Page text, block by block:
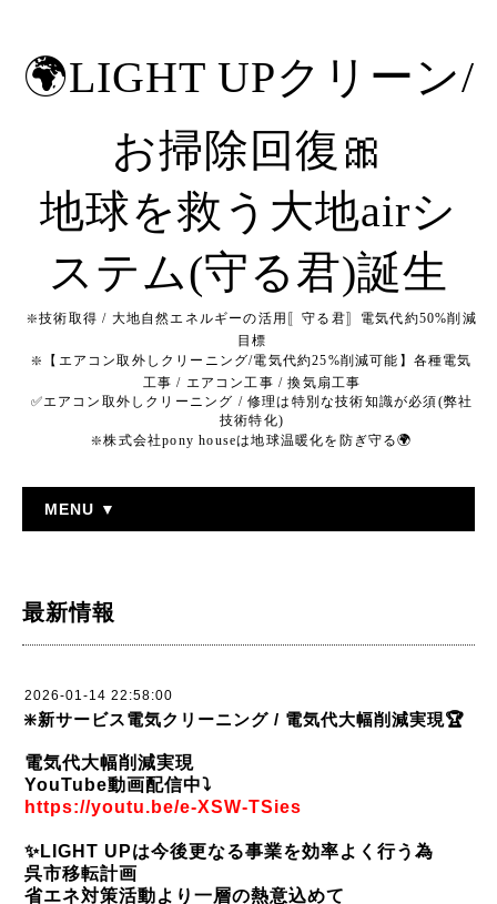
🌍LIGHT UPクリーン/
お掃除回復🎀
地球を救う大地airシ
ステム(守る君)誕生
❇️技術取得 / 大地自然エネルギーの活用〚守る君〛電気代約50%削減
目標
❇️【エアコン取外しクリーニング/電気代約25%削減可能】各種電気
工事 / エアコン工事 / 換気扇工事
✅エアコン取外しクリーニング / 修理は特別な技術知識が必須(弊社
技術特化)
❇️株式会社pony houseは地球温暖化を防ぎ守る🌍
MENU ▼
最新情報
2026-01-14 22:58:00
❇️新サービス電気クリーニング / 電気代大幅削減実現🏆
電気代大幅削減実現
YouTube動画配信中⤵️
https://youtu.be/e-XSW-TSies
✨LIGHT UPは今後更なる事業を効率よく行う為
呉市移転計画
省エネ対策活動より一層の熱意込めて